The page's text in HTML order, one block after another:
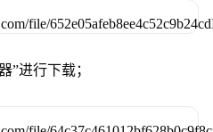
”进行下载；